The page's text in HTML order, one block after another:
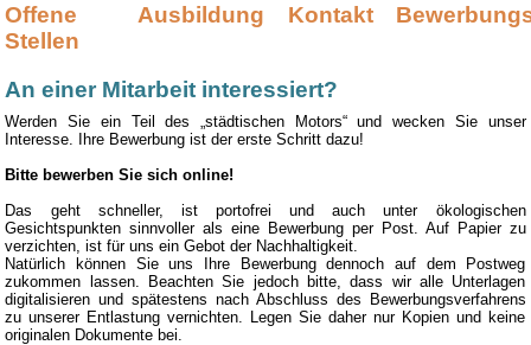
Offene
Stellen
Ausbildung Kontakt
An einer Mitarbeit interessiert?
Werden Sie ein Teil des „städtischen Motors“ und wecken Sie unser
Interesse. Ihre Bewerbung ist der erste Schritt dazu!
Bitte bewerben Sie sich online!
Das geht schneller, ist portofrei und auch unter ökologischen
Gesichtspunkten sinnvoller als eine Bewerbung per Post. Auf Papier zu
verzichten, ist für uns ein Gebot der Nachhaltigkeit.
Natürlich können Sie uns Ihre Bewerbung dennoch auf dem Postweg
zukommen lassen. Beachten Sie jedoch bitte, dass wir alle Unterlagen
digitalisieren und spätestens nach Abschluss des Bewerbungsverfahrens
zu unserer Entlastung vernichten. Legen Sie daher nur Kopien und keine
originalen Dokumente bei.